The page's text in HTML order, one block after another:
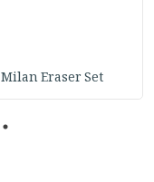
Milan Eraser Set :
1